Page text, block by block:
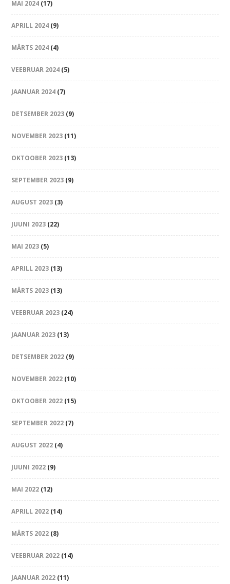
MAI 2024 (17)
APRILL 2024 (9)
MÄRTS 2024 (4)
VEEBRUAR 2024 (5)
JAANUAR 2024 (7)
DETSEMBER 2023 (9)
NOVEMBER 2023 (11)
OKTOOBER 2023 (13)
SEPTEMBER 2023 (9)
AUGUST 2023 (3)
JUUNI 2023 (22)
MAI 2023 (5)
APRILL 2023 (13)
MÄRTS 2023 (13)
VEEBRUAR 2023 (24)
JAANUAR 2023 (13)
DETSEMBER 2022 (9)
NOVEMBER 2022 (10)
OKTOOBER 2022 (15)
SEPTEMBER 2022 (7)
AUGUST 2022 (4)
JUUNI 2022 (9)
MAI 2022 (12)
APRILL 2022 (14)
MÄRTS 2022 (8)
VEEBRUAR 2022 (14)
JAANUAR 2022 (11)